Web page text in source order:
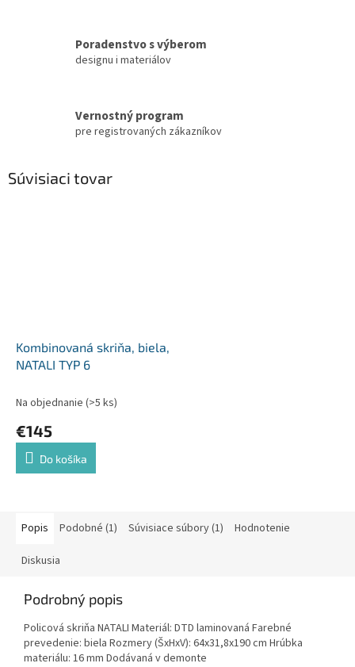
Poradenstvo s výberom
designu i materiálov
Vernostný program
pre registrovaných zákazníkov
Súvisiaci tovar
Kombinovaná skriňa, biela,
NATALI TYP 6
Na objednanie (>5 ks)
€145
Do košíka
Popis Podobné (1) Súvisiace súbory (1) Hodnotenie
Diskusia
Podrobný popis
Policová skriňa NATALI Materiál: DTD laminovaná Farebné
prevedenie: biela Rozmery (ŠxHxV): 64x31,8x190 cm Hrúbka
materiálu: 16 mm Dodávaná v demonte